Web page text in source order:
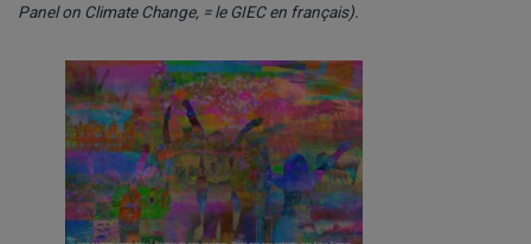
Panel on Climate Change, = le GIEC en français).